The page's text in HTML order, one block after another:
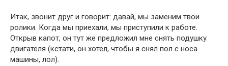
Итак, звонит друг и говорит: давай, мы заменим твои
ролики. Когда мы приехали, мы приступили к работе.
Открыв капот, он тут же предложил мне снять подушку
двигателя (кстати, он хотел, чтобы я снял пол с носа
машины, лол).